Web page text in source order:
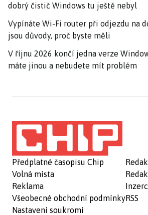
dobrý čistič Windows tu ještě nebyl
Vypínáte Wi-Fi router při odjezdu na
jsou důvody, proč byste měli
V říjnu 2026 končí jedna verze
máte jinou a nebudete mít problém
Předplatné časopisu Chip
Volná místa
Reklama
Všeobecné obchodní podmínky
Nastavení soukromí
RSS